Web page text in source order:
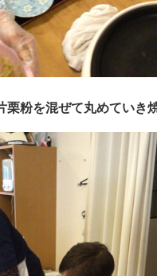
栗粉を混ぜて丸めていき